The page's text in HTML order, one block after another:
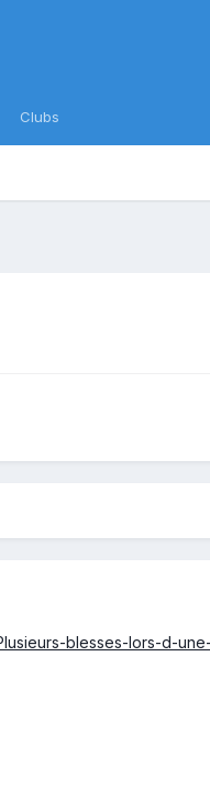
Clubs
blesses-lors-d-